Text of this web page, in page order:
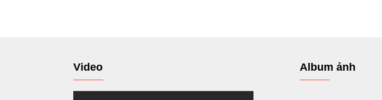
Video Album ảnh